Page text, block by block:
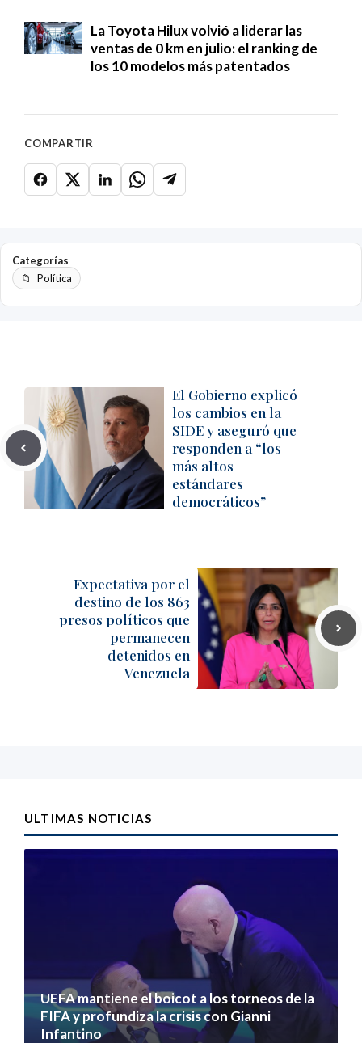
La Toyota Hilux volvió a liderar las
ventas de 0 km en julio: el ranking de
los 10 modelos más patentados
COMPARTIR
Categorías
Política
El Gobierno explicó
los cambios en la
SIDE y aseguró que
responden a “los
más altos
estándares
democráticos”
Expectativa por el
destino de los 863
presos políticos que
permanecen
detenidos en
Venezuela
ULTIMAS NOTICIAS
UEFA mantiene el boicot a los torneos de la
FIFA y profundiza la crisis con Gianni
Infantino